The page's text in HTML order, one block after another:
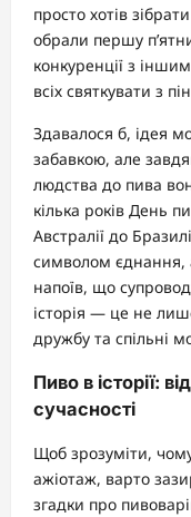
просто хотів
обрали першу
конкуренції з
всіх святкувати з
Здавалося б, ідея
забавкою, але
людства до пива
кілька років День
Австралії до
символом
напоїв, що
історія — це не
дружбу та спільні
Пиво в історії:
сучасності
Щоб зрозуміти,
ажіотаж, варто
згадки про